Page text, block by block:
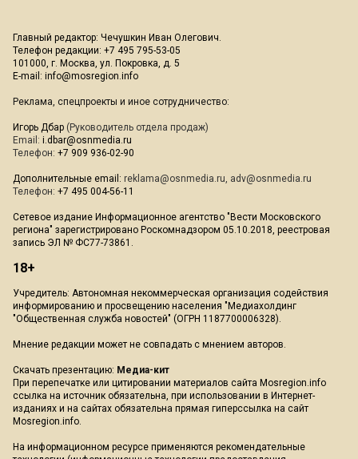
Главный редактор: Чечушкин Иван Олегович.
Телефон редакции: +7 495 795-53-05
101000, г. Москва, ул. Покровка, д. 5
E-mail: info@mosregion.info
Реклама, спецпроекты и иное сотрудничество:
Игорь Дбар (Руководитель отдела продаж)
Email: i.dbar@osnmedia.ru
Телефон: +7 909 936-02-90
Дополнительные email: reklama@osnmedia.ru, adv@osnmedia.ru
Телефон: +7 495 004-56-11
Сетевое издание Информационное агентство "Вести Московского
региона" зарегистрировано Роскомнадзором 05.10.2018, реестровая
запись ЭЛ № ФС77-73861.
18+
Учредитель: Автономная некоммерческая организация содействия
информированию и просвещению населения "Медиахолдинг
"Общественная служба новостей" (ОГРН 1187700006328).
Мнение редакции может не совпадать с мнением авторов.
Скачать презентацию: Медиа-кит
При перепечатке или цитировании материалов сайта Mosregion.info
ссылка на источник обязательна, при использовании в Интернет-
изданиях и на сайтах обязательна прямая гиперссылка на сайт
Mosregion.info.
На информационном ресурсе применяются рекомендательные